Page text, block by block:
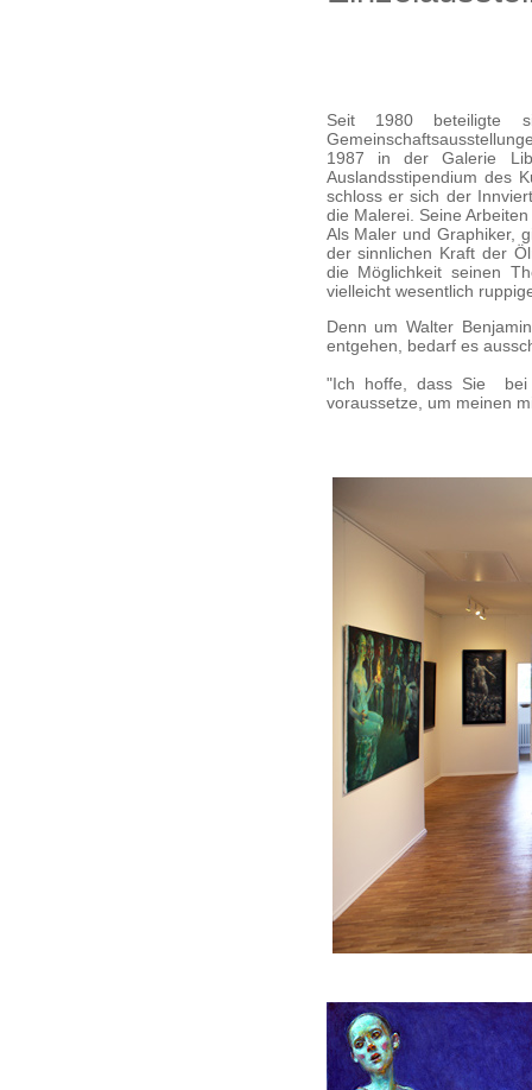
Seit 1980 beteiligte
1987 in der Galerie
Auslandsstipendium des
schloss er sich der
die Malerei. Seine
Als Maler und Graphiker,
der sinnlichen Kraft der
die Möglichkeit seinen
vielleicht wesentlich
Denn um Walter
entgehen, bedarf es
"Ich hoffe, dass Sie bei
voraussetze, um meinen